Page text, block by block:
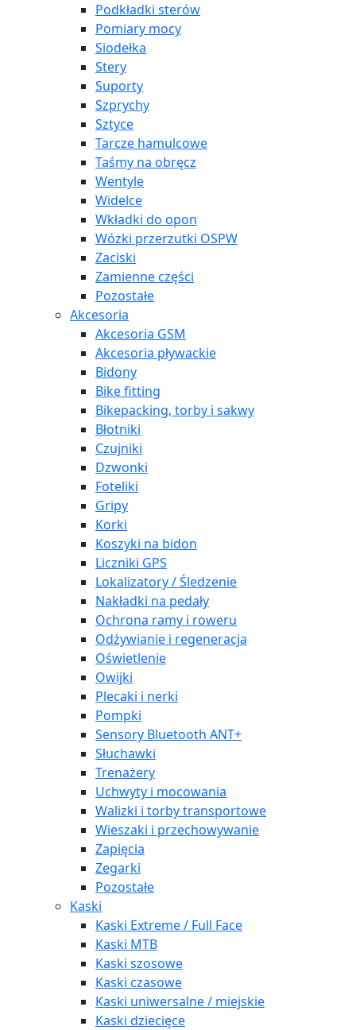
Podkładki sterów
Pomiary mocy
Siodełka
Stery
Suporty
Szprychy
Sztyce
Tarcze hamulcowe
Taśmy na obręcz
Wentyle
Widelce
Wkładki do opon
Wózki przerzutki OSPW
Zaciski
Zamienne części
Pozostałe
Akcesoria
Akcesoria GSM
Akcesoria pływackie
Bidony
Bike fitting
Bikepacking, torby i sakwy
Błotniki
Czujniki
Dzwonki
Foteliki
Gripy
Korki
Koszyki na bidon
Liczniki GPS
Lokalizatory / Śledzenie
Nakładki na pedały
Ochrona ramy i roweru
Odżywianie i regeneracja
Oświetlenie
Owijki
Plecaki i nerki
Pompki
Sensory Bluetooth ANT+
Słuchawki
Trenażery
Uchwyty i mocowania
Walizki i torby transportowe
Wieszaki i przechowywanie
Zapięcia
Zegarki
Pozostałe
Kaski
Kaski Extreme / Full Face
Kaski MTB
Kaski szosowe
Kaski czasowe
Kaski uniwersalne / miejskie
Kaski dziecięce